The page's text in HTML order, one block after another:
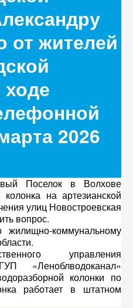
от жителей
2026
Поселок в Волхове
колонка на артезианской
улиц Новостроевская
вопрос.
коммунальному
управления
«Леноблводоканал»
колонки по
работает в штатном